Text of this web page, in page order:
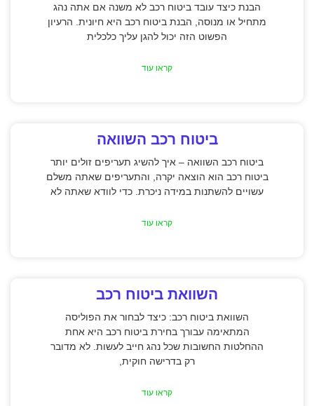
הבנת כיצד עובד ביטוח רכב לא משנה אם אתה נהג
מתחיל או מנוסה, הבנת ביטוח רכב היא חיונית. הרעיון
הפשוט הזה יכול להגן עליך כלכלית
קראו עוד
ביטוח רכב השוואה
ביטוח רכב השוואה – איך להשיג תעריפים זולים יותר
ביטוח רכב הוא הוצאה יקרה, והתעריפים שאתה משלם
עשויים להשתנות במידה ניכרת. כדי לוודא שאתה לא
קראו עוד
השוואת ביטוח רכב
השוואת ביטוח רכב: כיצד לבחור את הפוליסה
המתאימה עבורך בחירת ביטוח רכב היא אחת
ההחלטות החשובות שכל נהג חייב לעשות. לא מדובר
רק בדרישה חוקית,
קראו עוד